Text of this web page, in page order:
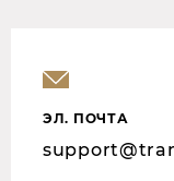
ЭЛ. ПОЧТА